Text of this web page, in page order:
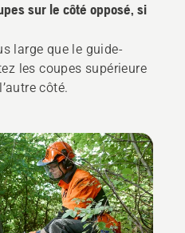
sur le côté opposé, si
large que le guide-
les coupes supérieure
côté.